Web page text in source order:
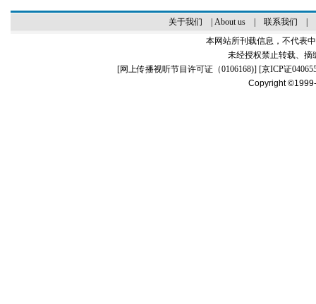
关于我们 About us| 联系我们
本网站所刊载信息，不代表
未经授权禁止转载、摘
[网上传播视听节目许可证（0106168)] [京ICP证
Copyright